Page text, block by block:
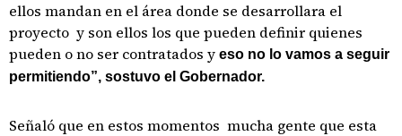
ellos mandan en el área donde se desarrollara el
proyecto y son ellos los que pueden definir quienes
pueden o no ser contratados y eso no lo vamos a seguir
permitiendo”, sostuvo el Gobernador.
Señaló que en estos momentos mucha gente que esta